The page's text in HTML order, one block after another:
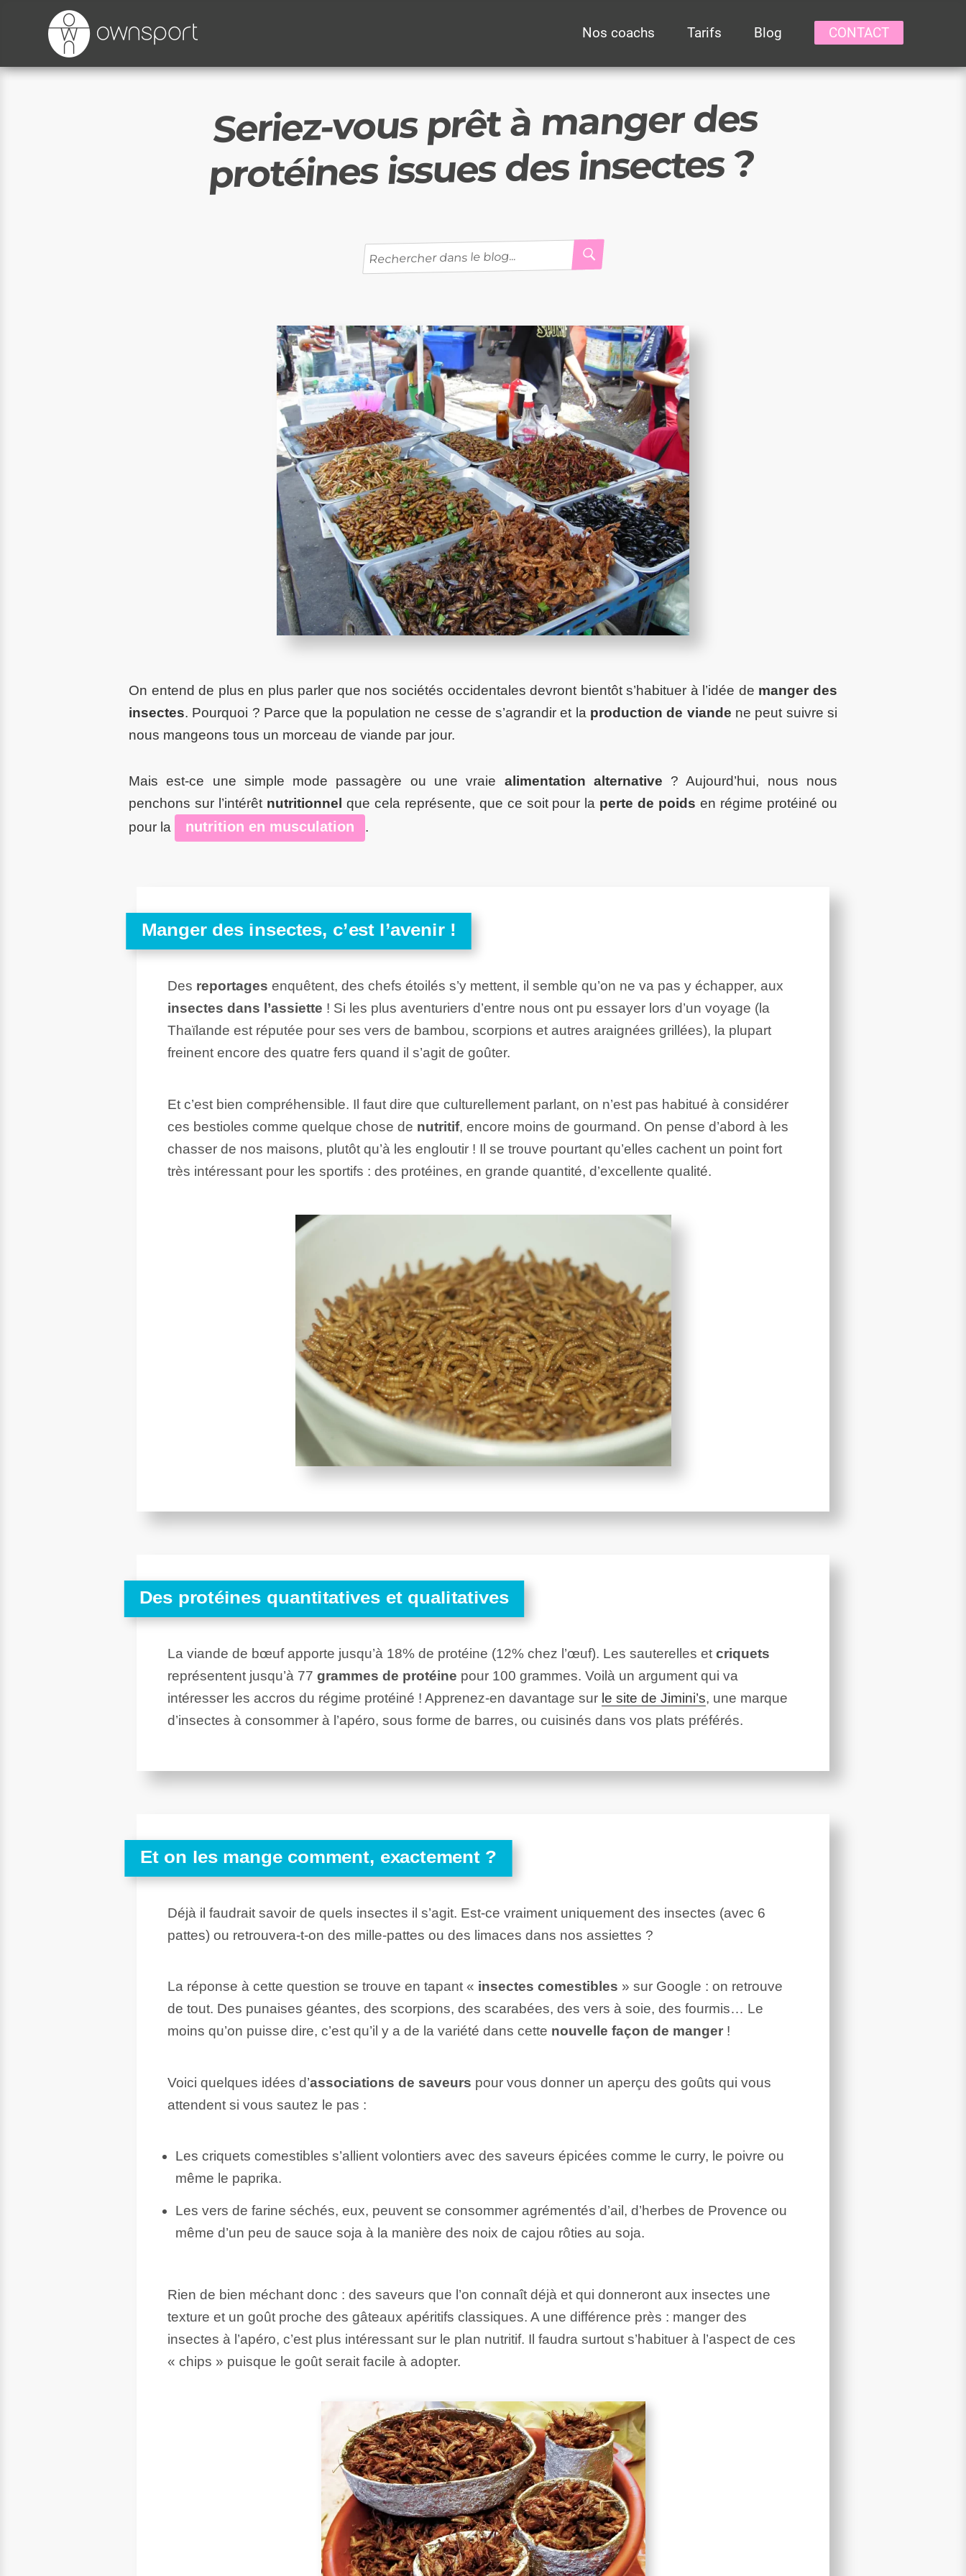
Nos coachs Tarifs Blog CONTACT
Seriez-vous prêt à manger des
protéines issues des insectes ?
Recherche
pour
RECHERCHE
On entend de plus en plus parler que nos sociétés occidentales devront bientôt s’habituer à l’idée de manger des
insectes. Pourquoi ? Parce que la population ne cesse de s’agrandir et la production de viande ne peut suivre si
nous mangeons tous un morceau de viande par jour.
Mais est-ce une simple mode passagère ou une vraie alimentation alternative ? Aujourd’hui, nous nous
penchons sur l’intérêt nutritionnel que cela représente, que ce soit pour la perte de poids en régime protéiné ou
pour la
nutrition en musculation .
Manger des insectes, c’est l’avenir !
Des reportages enquêtent, des chefs étoilés s’y mettent, il semble qu’on ne va pas y échapper, aux
insectes dans l’assiette ! Si les plus aventuriers d’entre nous ont pu essayer lors d’un voyage (la
Thaïlande est réputée pour ses vers de bambou, scorpions et autres araignées grillées), la plupart
freinent encore des quatre fers quand il s’agit de goûter.
Et c’est bien compréhensible. Il faut dire que culturellement parlant, on n’est pas habitué à considérer
ces bestioles comme quelque chose de nutritif, encore moins de gourmand. On pense d’abord à les
chasser de nos maisons, plutôt qu’à les engloutir ! Il se trouve pourtant qu’elles cachent un point fort
très intéressant pour les sportifs : des protéines, en grande quantité, d’excellente qualité.
Des protéines quantitatives et qualitatives
La viande de bœuf apporte jusqu’à 18% de protéine (12% chez l’œuf). Les sauterelles et criquets
représentent jusqu’à 77 grammes de protéine pour 100 grammes. Voilà un argument qui va
intéresser les accros du régime protéiné ! Apprenez-en davantage sur le site de Jimini’s, une marque
d’insectes à consommer à l’apéro, sous forme de barres, ou cuisinés dans vos plats préférés.
Et on les mange comment, exactement ?
Déjà il faudrait savoir de quels insectes il s’agit. Est-ce vraiment uniquement des insectes (avec 6
pattes) ou retrouvera-t-on des mille-pattes ou des limaces dans nos assiettes ?
La réponse à cette question se trouve en tapant « insectes comestibles » sur Google : on retrouve
de tout. Des punaises géantes, des scorpions, des scarabées, des vers à soie, des fourmis… Le
moins qu’on puisse dire, c’est qu’il y a de la variété dans cette nouvelle façon de manger !
Voici quelques idées d’associations de saveurs pour vous donner un aperçu des goûts qui vous
attendent si vous sautez le pas :
Les criquets comestibles s’allient volontiers avec des saveurs épicées comme le curry, le poivre ou
même le paprika.
Les vers de farine séchés, eux, peuvent se consommer agrémentés d’ail, d’herbes de Provence ou
même d’un peu de sauce soja à la manière des noix de cajou rôties au soja.
Rien de bien méchant donc : des saveurs que l’on connaît déjà et qui donneront aux insectes une
texture et un goût proche des gâteaux apéritifs classiques. A une différence près : manger des
insectes à l’apéro, c’est plus intéressant sur le plan nutritif. Il faudra surtout s’habituer à l’aspect de ces
« chips » puisque le goût serait facile à adopter.